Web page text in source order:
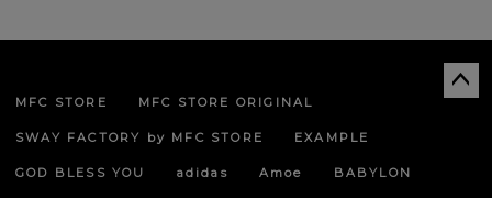
MFC STORE MFC STORE ORIGINAL
SWAY FACTORY by MFC STORE EXAMPLE
GOD BLESS YOU adidas Amoe BABYLON